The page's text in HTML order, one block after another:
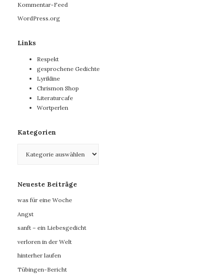
Kommentar-Feed
WordPress.org
Links
Respekt
gesprochene Gedichte
Lyrikline
Chrismon Shop
Literaturcafe
Wortperlen
Kategorien
Neueste Beiträge
was für eine Woche
Angst
sanft – ein Liebesgedicht
verloren in der Welt
hinterher laufen
Tübingen-Bericht